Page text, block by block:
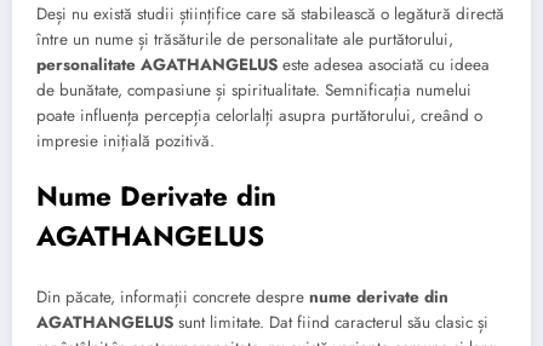
Deși nu există studii științifice care să stabilească o legătură directă
între un nume și trăsăturile de personalitate ale purtătorului,
personalitate AGATHANGELUS este adesea asociată cu ideea
de bunătate, compasiune și spiritualitate. Semnificația numelui
poate influența percepția celorlalți asupra purtătorului, creând o
impresie inițială pozitivă.
Nume Derivate din
AGATHANGELUS
Din păcate, informații concrete despre nume derivate din
AGATHANGELUS sunt limitate. Dat fiind caracterul său clasic și